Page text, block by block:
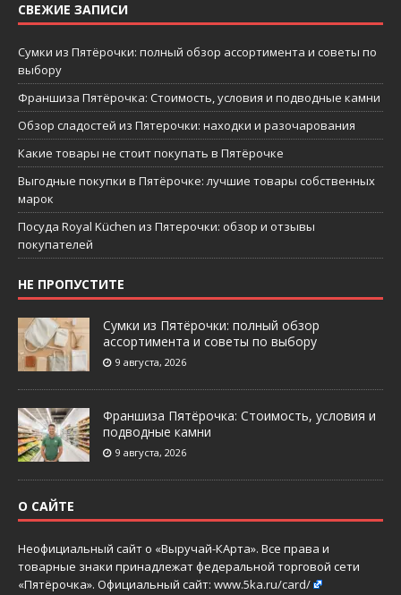
СВЕЖИЕ ЗАПИСИ
Сумки из Пятёрочки: полный обзор ассортимента и советы по
выбору
Франшиза Пятёрочка: Стоимость, условия и подводные камни
Обзор сладостей из Пятерочки: находки и разочарования
Какие товары не стоит покупать в Пятёрочке
Выгодные покупки в Пятёрочке: лучшие товары собственных
марок
Посуда Royal Küchen из Пятерочки: обзор и отзывы
покупателей
НЕ ПРОПУСТИТЕ
Сумки из Пятёрочки: полный обзор
ассортимента и советы по выбору
9 августа, 2026
Франшиза Пятёрочка: Стоимость, условия и
подводные камни
9 августа, 2026
О САЙТЕ
Неофициальный сайт о «Выручай-КАрта». Все права и
товарные знаки принадлежат федеральной торговой сети
«Пятёрочка». Официальный сайт: www.5ka.ru/card/